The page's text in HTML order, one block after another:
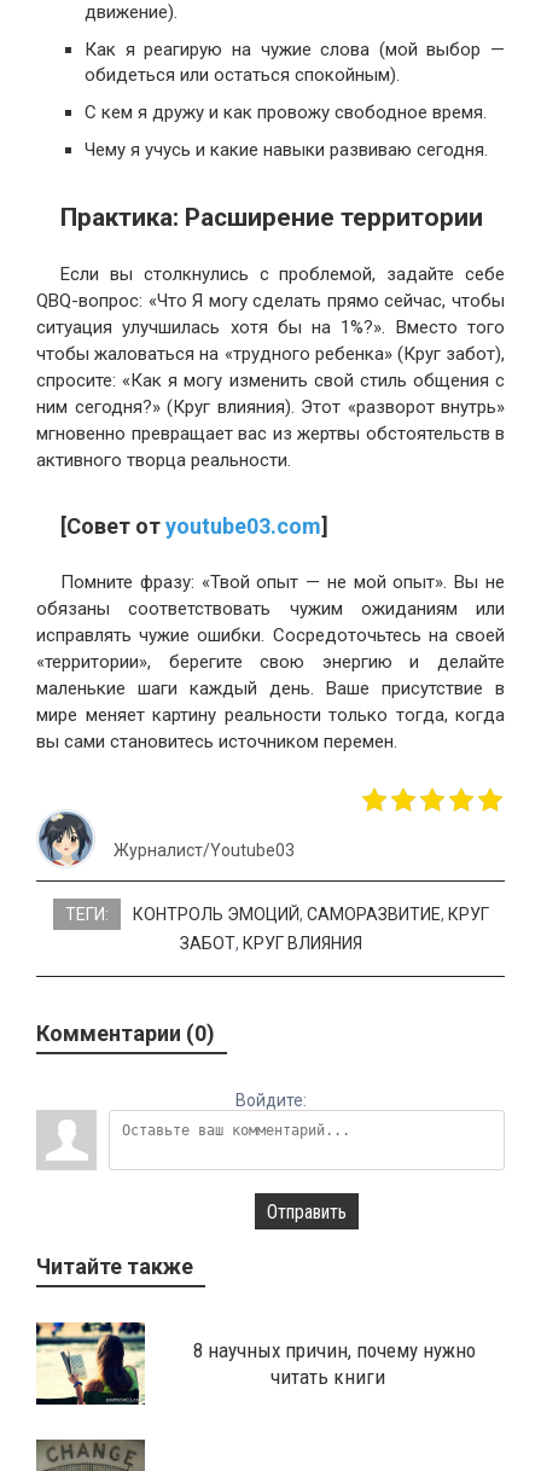
движение).
Как я реагирую на чужие слова (мой выбор —
обидеться или остаться спокойным).
С кем я дружу и как провожу свободное время.
Чему я учусь и какие навыки развиваю сегодня.
Практика: Расширение территории
Если вы столкнулись с проблемой, задайте себе
QBQ-вопрос: «Что Я могу сделать прямо сейчас, чтобы
ситуация улучшилась хотя бы на 1%?». Вместо того
чтобы жаловаться на «трудного ребенка» (Круг забот),
спросите: «Как я могу изменить свой стиль общения с
ним сегодня?» (Круг влияния). Этот «разворот внутрь»
мгновенно превращает вас из жертвы обстоятельств в
активного творца реальности.
[Совет отyoutube03.com]
Помните фразу: «Твой опыт — не мой опыт». Вы не
обязаны соответствовать чужим ожиданиям или
исправлять чужие ошибки. Сосредоточьтесь на своей
«территории», берегите свою энергию и делайте
маленькие шаги каждый день. Ваше присутствие в
мире меняет картину реальности только тогда, когда
вы сами становитесь источником перемен.
Журналист/Youtube03
ТЕГИ: КОНТРОЛЬ ЭМОЦИЙ, САМОРАЗВИТИЕ, КРУГ
ЗАБОТ, КРУГ ВЛИЯНИЯ
Комментарии (0)
Войдите:
Отправить
Читайте также
8 научных причин, почему нужно
читать книги